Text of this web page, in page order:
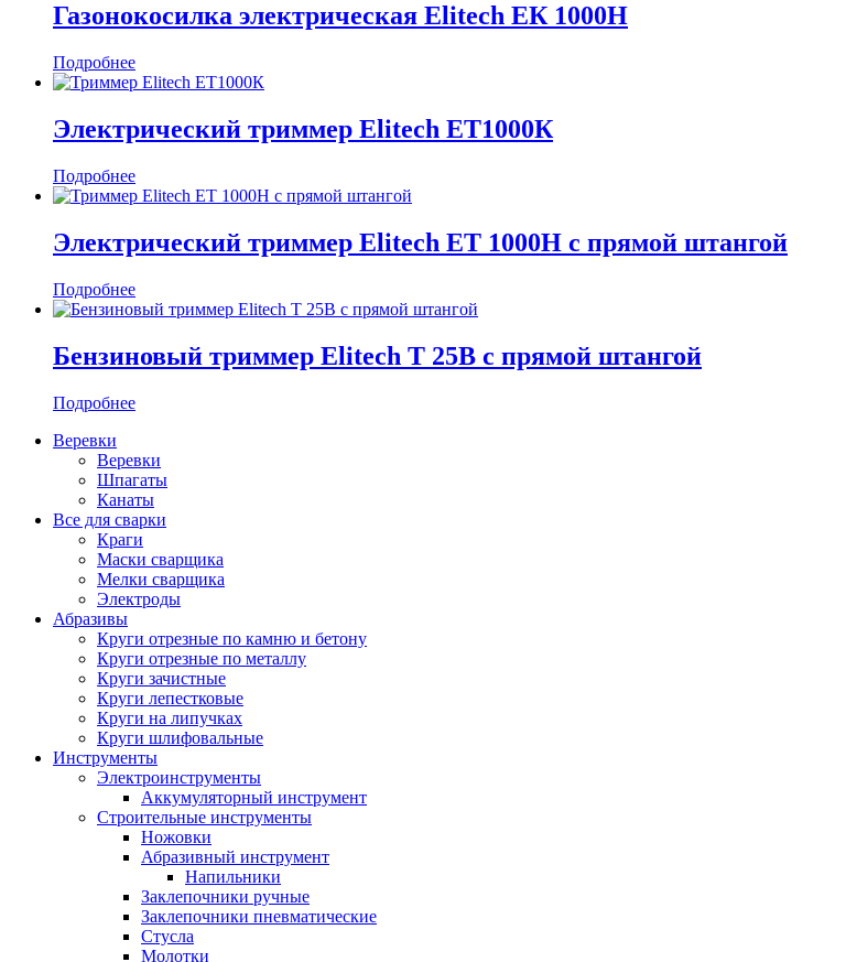
Газонокосилка электрическая Elitech ЕК 1000Н
Подробнее
Электрический триммер Elitech ЕТ1000К
Подробнее
Электрический триммер Elitech ЕТ 1000Н с прямой штангой
Подробнее
Бензиновый триммер Elitech T 25В с прямой штангой
Подробнее
Веревки
Веревки
Шпагаты
Канаты
Все для сварки
Краги
Маски сварщика
Мелки сварщика
Электроды
Абразивы
Круги отрезные по камню и бетону
Круги отрезные по металлу
Круги зачистные
Круги лепестковые
Круги на липучках
Круги шлифовальные
Инструменты
Электроинструменты
Аккумуляторный инструмент
Строительные инструменты
Ножовки
Абразивный инструмент
Напильники
Заклепочники ручные
Заклепочники пневматические
Стусла
Молотки